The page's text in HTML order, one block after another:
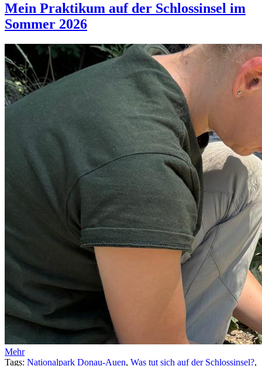
Mein Praktikum auf der Schlossinsel im
Sommer 2026
Mehr
Tags: Nationalpark Donau-Auen, Was tut sich auf der Schlossinsel?,